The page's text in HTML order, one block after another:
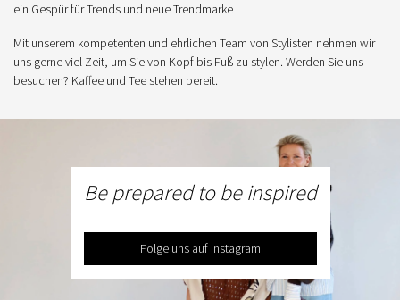
ein Gespür für Trends und neue Trendmarke
Mit unserem kompetenten und ehrlichen Team von Stylisten nehmen wir
uns gerne viel Zeit, um Sie von Kopf bis Fuß zu stylen. Werden Sie uns
besuchen? Kaffee und Tee stehen bereit.
Be prepared to be inspired
Folge uns auf Instagram